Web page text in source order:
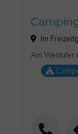
Im
Am Westufer